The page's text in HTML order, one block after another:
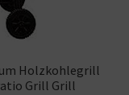
Holzkohlegrill
Grill Grill